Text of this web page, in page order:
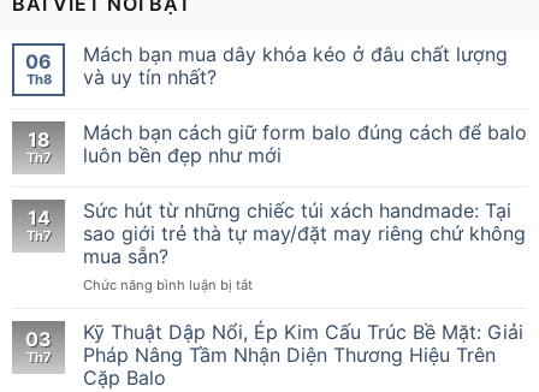
06
Th8
Mách bạn mua dây khóa kéo ở đâu chất lượng
và uy tín nhất?
18
Th7
Mách bạn cách giữ form balo đúng cách để balo
luôn bền đẹp như mới
14
Th7
Sức hút từ những chiếc túi xách handmade: Tại
sao giới trẻ thà tự may/đặt may riêng chứ không
mua sẵn?
Chức năng bình luận bị tắtở
hút
từ
những
03
Th7
Kỹ Thuật Dập Nổi, Ép Kim Cấu Trúc Bề Mặt: Giải
Pháp Nâng Tầm Nhận Diện Thương Hiệu Trên
Cặp Balo